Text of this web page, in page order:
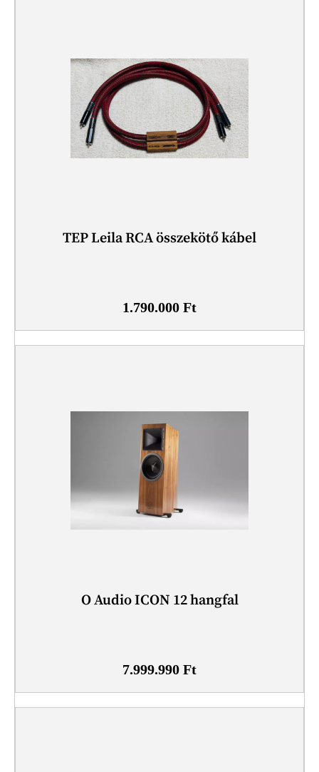
TEP Leila RCA összekötő kábel
1.790.000 Ft
O Audio ICON 12 hangfal
7.999.990 Ft